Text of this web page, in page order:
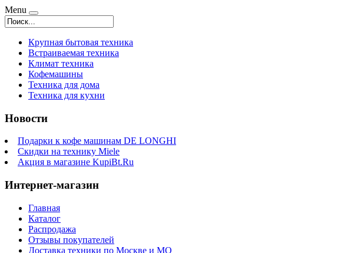
Menu
Крупная бытовая техника
Встраиваемая техника
Климат техника
Кофемашины
Техника для дома
Техника для кухни
Новости
Подарки к кофе машинам DE LONGHI
Скидки на технику Miele
Акция в магазине KupiBt.Ru
Интернет-магазин
Главная
Каталог
Распродажа
Отзывы покупателей
Доставка техники по Москве и МО